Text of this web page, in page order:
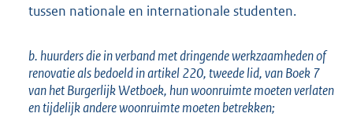
tussen nationale en internationale studenten.
b. huurders die in verband met dringende werkzaamheden of
renovatie als bedoeld in artikel 220, tweede lid, van Boek 7
van het Burgerlijk Wetboek, hun woonruimte moeten verlaten
en tijdelijk andere woonruimte moeten betrekken;